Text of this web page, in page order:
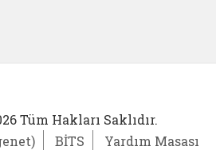
Tüm Hakları Saklıdır.
BİTS Yardım Masası